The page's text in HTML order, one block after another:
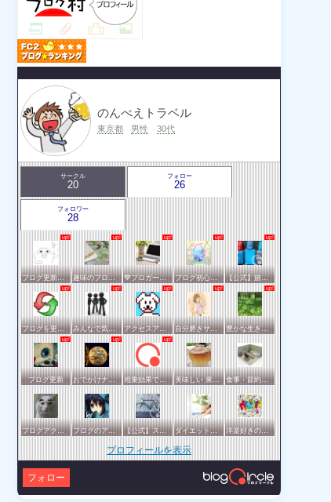
のんべえトラベル
東京都 男性 30代
サークル
20
フォロー
26
フォロワー
28
ブログ更新報告サークル 趣味のブログを楽しむ会 💙ブロガー応援&更新報告♪💙 ブログ初心者の集い 【公式】旅行サークル
ブログを更新したらここで報告 みんなで気軽にアクセスアップ アクセスアップのお手伝い！ブログサークルあんてな 自分磨きサークル 豊かな生き方サークル
ブログ更新 おでかけナビ：ブロガーの地元・観光・グルメ情報 グリット / きっとおでかけしたくなる集い♪♪ 相乗効果でWINWIN!「はてブ・ランキング」応援サークル！！！ 美味しい 東京・横浜 食事・節約・断捨離などの暮らし全般サークル
ブログアクセスアップサークル ブログのアクセスアップを目指したい方一緒に頑張りましょう 【公式】スポーツ・アウトドアサークル ダイエットや美容の実践情報を公開する賢明なブロガーの集い 洋楽好きのためのサークル
プロフィールを表示
フォロー